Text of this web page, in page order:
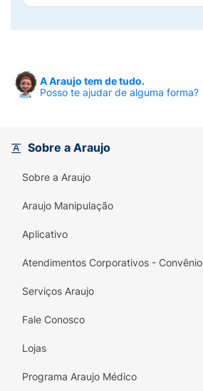
A Araujo tem de tudo.
Posso te ajudar de alguma forma?
Sobre a Araujo
Sobre a Araujo
Araujo Manipulação
Aplicativo
Atendimentos Corporativos - Convênio
Serviços Araujo
Fale Conosco
Lojas
Programa Araujo Médico